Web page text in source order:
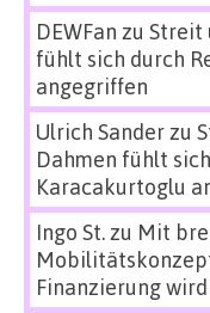
DEWFan zu Streit
fühlt sich durch
angegriffen
Ulrich Sanderzu
Dahmen fühlt
Karacakurtoglu
Ingo St.zu Mit
Finanzierung